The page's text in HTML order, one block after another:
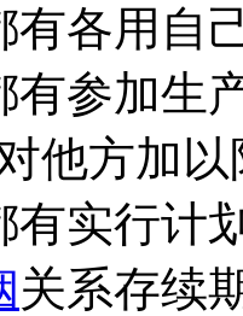
各用自
参加生
他方加
实行计
关系存续